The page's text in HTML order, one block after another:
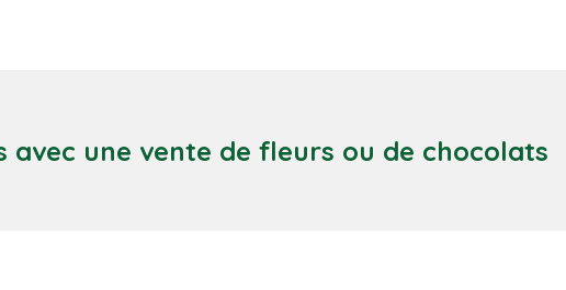
avec une vente de fleurs ou de chocolats